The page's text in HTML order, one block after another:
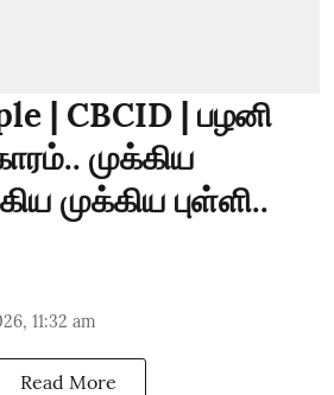
| CBCID | பழனி
முக்கிய
முக்கிய புள்ளி..
11:32 am
Read More